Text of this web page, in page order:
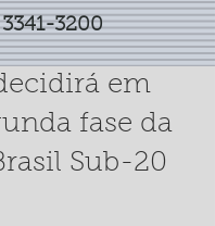
3341-3200
em
fase da
Sub-20